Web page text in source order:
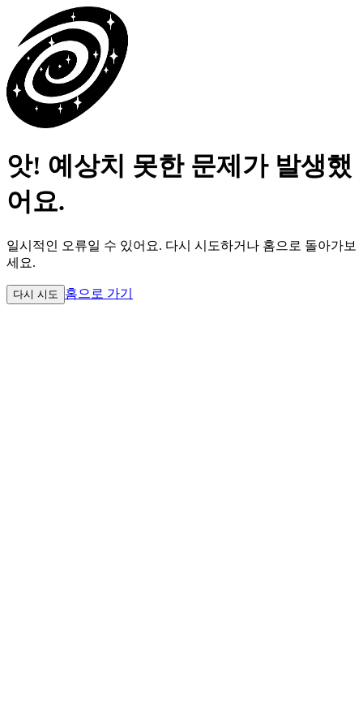
앗! 예상치 못한 문제가 발생했
어요.
일시적인 오류일 수 있어요. 다시 시도하거나 홈으로 돌아가보
세요.
다시 시도 홈으로 가기